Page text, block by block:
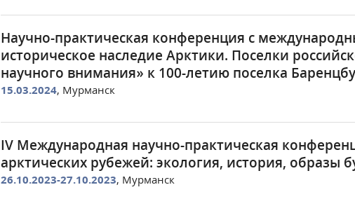
Научно-практическая конференция с
историческое наследие Арктики. Поселки
научного внимания» к 100-летию поселка
15.03.2024, Мурманск
IV Международная научно-практическая
арктических рубежей: экология, история, образы
26.10.2023-27.10.2023, Мурманск